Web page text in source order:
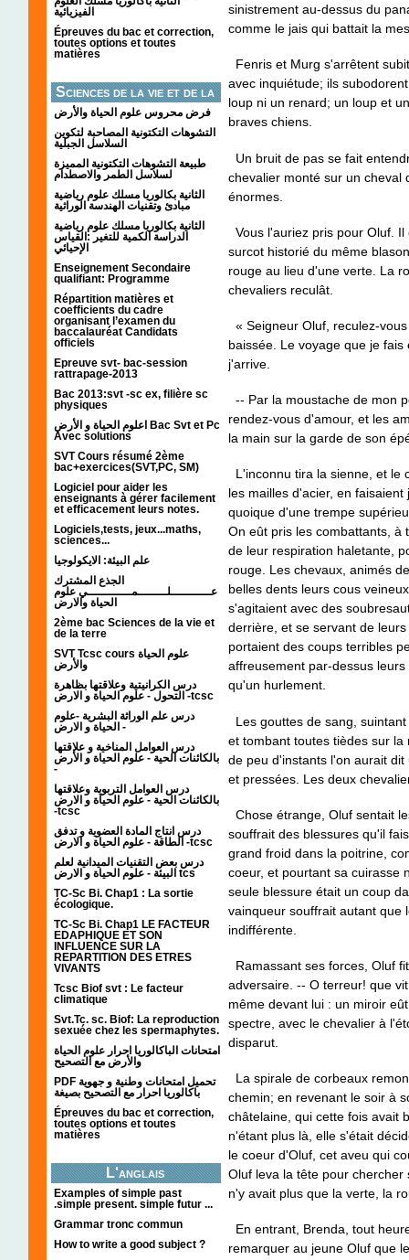
الفيزيائية
Épreuves du bac et correction,
toutes options et toutes
matières
Sciences de la vie et de la
terre
فرض محروس علوم الحياة والأرض
التشوهات التكتونیة المصاحبة لتكوین
السلاسل الجبلیة
طبيعة التشوهات التكتونية المميزة
لسلاسل الطمر والاصطدام
الثانية بكالوريا مسلك علوم رياضية
مبادئ وتقنيات الهندسة الوراثية
الثانية بكالوريا مسلك علوم رياضية
الدراسة الكمية للتغير :القياس
الإحيائي
Enseignement Secondaire
qualifiant: Programme
Répartition matières et
coefficients du cadre
organisant l’examen du
baccalauréat Candidats
officiels
Epreuve svt- bac-session
rattrapage-2013
Bac 2013:svt -sc ex, filière sc
physiques
اعلوم الحياة و الأرض Bac Svt et Pc
Avec solutions
SVT Cours résumé 2ème
bac+exercices(SVT,PC, SM)
Logiciel pour aider les
enseignants à gérer facilement
et efficacement leurs notes.
Logiciels,tests, jeux...maths,
sciences...
علم البيئة: الايكولوجيا
الجذع المشترك
عـــــــــــلــــــــمــــــــــــي علوم
الحياة والارض
2ème bac Sciences de la vie et
de la terre
SVT Tcsc cours علوم الحياة
والأرض
درس الكرانيتية وعلاقتها بظاهرة
التحول - علوم الحياة و الارض -tcsc
درس علم الوراثة البشرية -علوم
الحياة و الارض -
درس العوامل المناخية و علاقتها
بالكائنات الحية - علوم الحياة و الأرض
-
درس العوامل التربوية وعلاقتها
بالكائنات الحية - علوم الحياة و الارض
-tcsc
درس انتاج المادة العضوية و تدفق
الطاقة - علوم الحياة و الارض -tcsc
درس بعض التقنيات الميدانية لعلم
البيئة - علوم الحياة و الارض tcs
TC-Sc Bi. Chap1 : La sortie
écologique.
TC-Sc Bi. Chap1 LE FACTEUR
EDAPHIQUE ET SON
INFLUENCE SUR LA
REPARTITION DES ETRES
VIVANTS
Tcsc Biof svt : Le facteur
climatique
Svt.Tc. sc. Biof: La reproduction
sexuée chez les spermaphytes.
امتحانات الباكالوريا احرار علوم الحياة
والأرض مع التصحيح
PDF تحميل امتحانات وطنية و جهوية
باكالوريا احرار مع التصحيح بصيغة
Épreuves du bac et correction,
toutes options et toutes
matières
L'anglais
Examples of simple past
.simple present. simple futur ...
Grammar tronc commun
How to write a good subject ?
sinistrement au-dessus du
comme le jais qui battait la
Fenris et Murg s'arrêtent
avec inquiétude; ils
loup ni un renard; un loup et
braves chiens.
Un bruit de pas se fait
chevalier monté sur un cheval
énormes.
Vous l'auriez pris pour Oluf.
surcot historié du même
rouge au lieu d'une verte. La
chevaliers reculât.
« Seigneur Oluf, reculez-
baissée. Le voyage que je
j'arrive.
-- Par la moustache de mon
rendez-vous d'amour, et les
la main sur la garde de son
L'inconnu tira la sienne, et le
les mailles d'acier, en
quoique d'une trempe
On eût pris les combattants, à
de leur respiration haletante,
rouge. Les chevaux, animés
belles dents leurs cous
s'agitaient avec des
derrière, et se servant de
portaient des coups terribles
affreusement par-dessus
qu'un hurlement.
Les gouttes de sang,
et tombant toutes tièdes sur
de peu d'instants l'on aurait
et pressées. Les deux
Chose étrange, Oluf sentait
souffrait des blessures qu'il
grand froid dans la poitrine,
coeur, et pourtant sa cuirasse
seule blessure était un coup
vainqueur souffrait autant que
indifférente.
Ramassant ses forces, Oluf fit
adversaire. -- O terreur! que
même devant lui : un miroir
spectre, avec le chevalier à
disparut.
La spirale de corbeaux
chemin; en revenant le soir à
châtelaine, qui cette fois avait
n'étant plus là, elle s'était
le coeur d'Oluf, cet aveu qui
Oluf leva la tête pour
n'y avait plus que la verte, la
En entrant, Brenda, tout
remarquer au jeune Oluf que